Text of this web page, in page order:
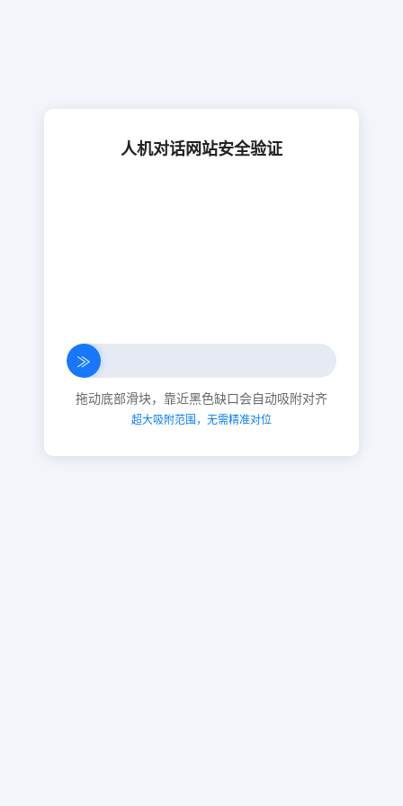
人机对话网站安全验证
≫
拖动底部滑块，靠近黑色缺口会自动吸附对齐
超大吸附范围，无需精准对位